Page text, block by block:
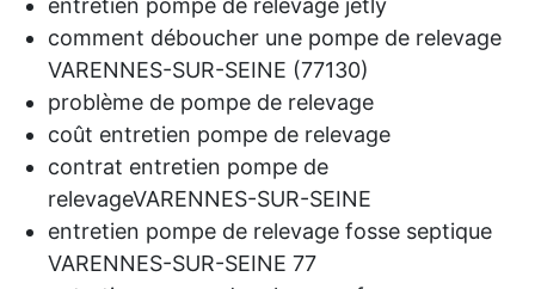
comment déboucher une pompe de relevage
VARENNES-SUR-SEINE (77130)
problème de pompe de relevage
coût entretien pompe de relevage
contrat entretien pompe de
relevageVARENNES-SUR-SEINE
entretien pompe de relevage fosse septique
VARENNES-SUR-SEINE 77